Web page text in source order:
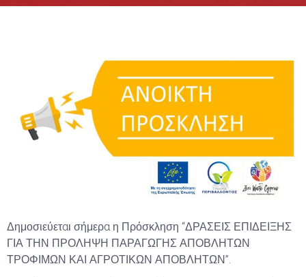
Δημοσιεύεται σήμερα η Πρόσκληση “ΔΡΑΣΕΙΣ ΕΠΙΔΕΙΞΗΣ
ΓΙΑ ΤΗΝ ΠΡΟΛΗΨΗ ΠΑΡΑΓΩΓΗΣ ΑΠΟΒΛΗΤΩΝ
ΤΡΟΦΙΜΩΝ ΚΑΙ ΑΓΡΟΤΙΚΩΝ ΑΠΟΒΛΗΤΩΝ”.